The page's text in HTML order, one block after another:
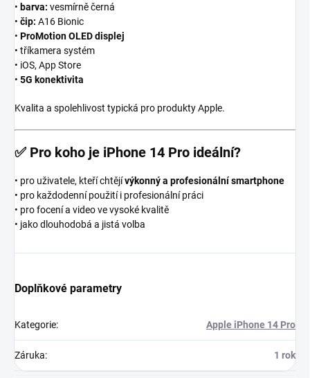
• barva: vesmírně černá
• čip: A16 Bionic
• ProMotion OLED displej
• tříkamera systém
• iOS, App Store
• 5G konektivita
Kvalita a spolehlivost typická pro produkty Apple.
✅ Pro koho je iPhone 14 Pro ideální?
• pro uživatele, kteří chtějívýkonný a profesionální smartphone
• pro každodenní použití i profesionální práci
• pro focení a video ve vysoké kvalitě
• jako dlouhodobá a jistá volba
Doplňkové parametry
Kategorie: Apple iPhone 14 Pro
Záruka: 1 rok